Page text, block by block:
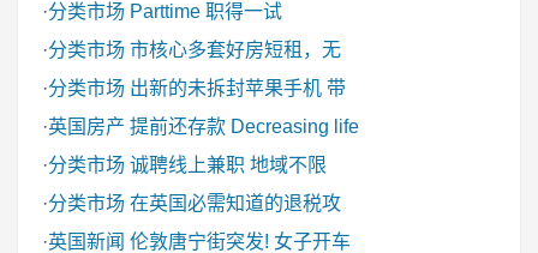
·分类市场 Parttime 职得一试
·分类市场 市核心多套好房短租，无
·分类市场 出新的未拆封苹果手机 带
·英国房产 提前还存款 Decreasing life
·分类市场 诚聘线上兼职 地域不限
·分类市场 在英国必需知道的退税攻
·英国新闻 伦敦唐宁街突发! 女子开车